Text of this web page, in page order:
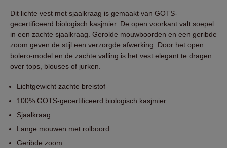
Dit lichte vest met sjaalkraag is gemaakt van GOTS-
gecertificeerd biologisch kasjmier. De open voorkant valt soepel
in een zachte sjaalkraag. Gerolde mouwboorden en een geribde
zoom geven de stijl een verzorgde afwerking. Door het open
bolero-model en de zachte valling is het vest elegant te dragen
over tops, blouses of jurken.
Lichtgewicht zachte breistof
100% GOTS-gecertificeerd biologisch kasjmier
Sjaalkraag
Lange mouwen met rolboord
Geribde zoom